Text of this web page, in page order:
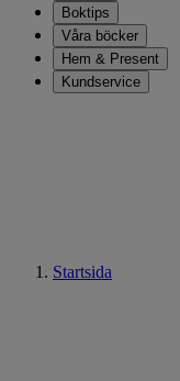
Boktips
Våra böcker
Hem & Present
Kundservice
Startsida